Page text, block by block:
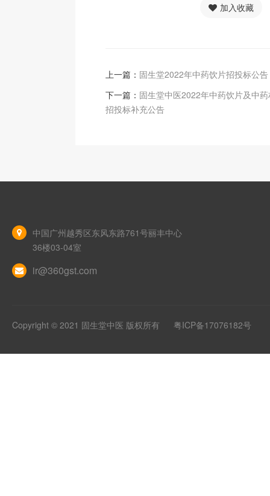
加入收藏
上一篇： 固生堂2022年中药饮片招投标公
下一篇： 固生堂中医2022年中药饮片及中
招投标补充公告
中国广州越秀区东风东路761号丽丰中心
36楼03-04室
ir@360gst.com
Copyright © 2021 固生堂中医 版权所有 粤ICP备17076182号